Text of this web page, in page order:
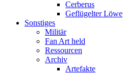
Cerberus
Geflügelter Löwe
Sonstiges
Militär
Fan Art held
Ressourcen
Archiv
Artefakte